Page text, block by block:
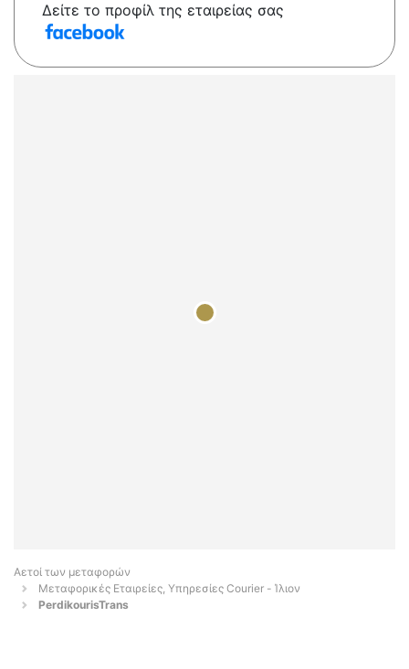
Δείτε το προφίλ της εταιρείας σας
Αετοί των μεταφορών
Μεταφορικές Εταιρείες, Υπηρεσίες Courier - Ίλιον
PerdikourisTrans